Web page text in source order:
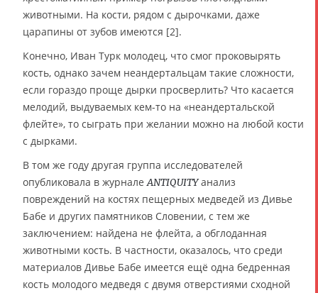
животными. На кости, рядом с дырочками, даже
царапины от зубов имеются [2].
Конечно, Иван Турк молодец, что смог проковырять
кость, однако зачем неандертальцам такие сложности,
если гораздо проще дырки просверлить? Что касается
мелодий, выдуваемых кем-то на «неандертальской
флейте», то сыграть при желании можно на любой кости
с дырками.
В том же году другая группа исследователей
опубликовала в журналеANTIQUITYанализ
повреждений на костях пещерных медведей из Дивье
Бабе и других памятников Словении, с тем же
заключением: найдена не флейта, а обглоданная
животными кость. В частности, оказалось, что среди
материалов Дивье Бабе имеется ещё одна бедренная
кость молодого медведя с двумя отверстиями сходной